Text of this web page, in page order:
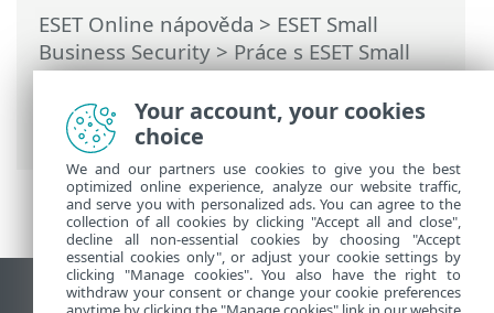
ESET Online nápověda > ESET Small
Business Security>Práce s ESET Small
Business Security>Nástroje>Plánovač>
Dialogová okna – Plánovač > Neprovedení
úlohy
Zobrazit verzi pro počítač
Your account, your cookies
choice
We and our partners use cookies to give you the best
optimized online experience, analyze our website traffic,
and serve you with personalized ads. You can agree to the
collection of all cookies by clicking "Accept all and close",
decline all non-essential cookies by choosing "Accept
essential cookies only", or adjust your cookie settings by
clicking "Manage cookies". You also have the right to
withdraw your consent or change your cookie preferences